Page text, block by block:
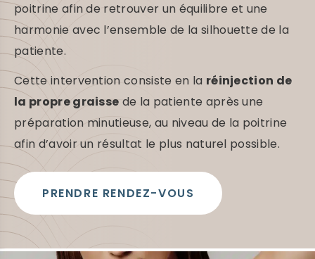
c
t
e
n
t
e
poitrine afin de retrouver un équilibre et une
harmonie avec l’ensemble de la silhouette de la
patiente.
Cette intervention consiste en la réinjection de
la propre graisse de la patiente après une
préparation minutieuse, au niveau de la poitrine
afin d’avoir un résultat le plus naturel possible.
PRENDRE RENDEZ-VOUS